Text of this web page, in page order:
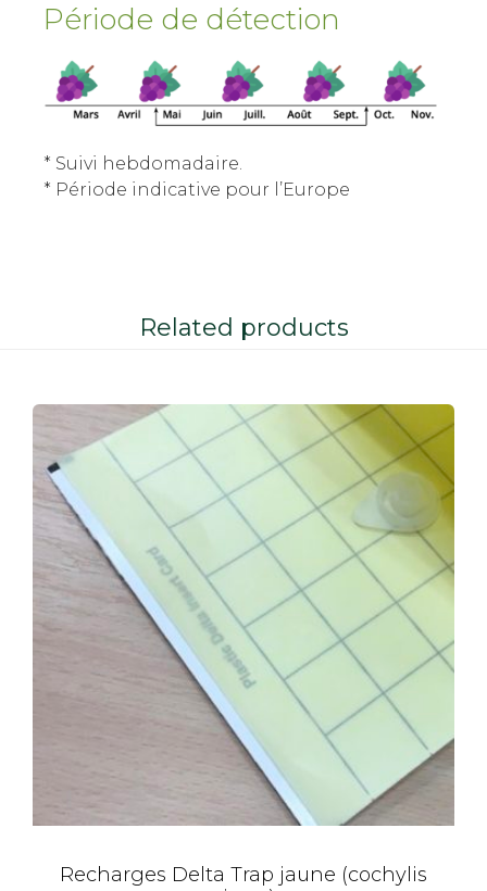
Période de détection
* Suivi hebdomadaire.
* Période indicative pour l’Europe
Related products
Recharges Delta Trap jaune (cochylis